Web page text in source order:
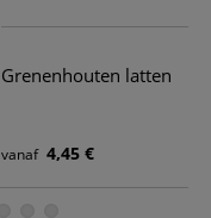
Grenenhouten latten
vanaf 4,45 €